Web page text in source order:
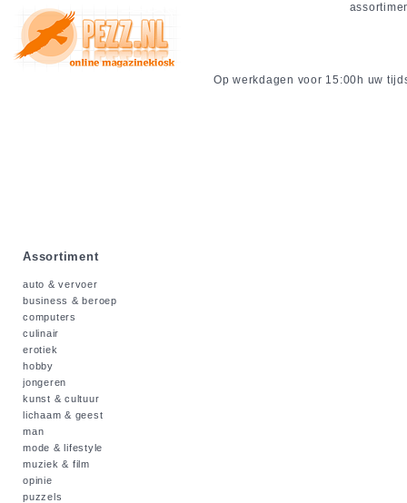
Op werkdagen voor 15:00h uw
Assortiment
auto & vervoer
business & beroep
computers
culinair
erotiek
hobby
jongeren
kunst & cultuur
lichaam & geest
man
mode & lifestyle
muziek & film
opinie
puzzels